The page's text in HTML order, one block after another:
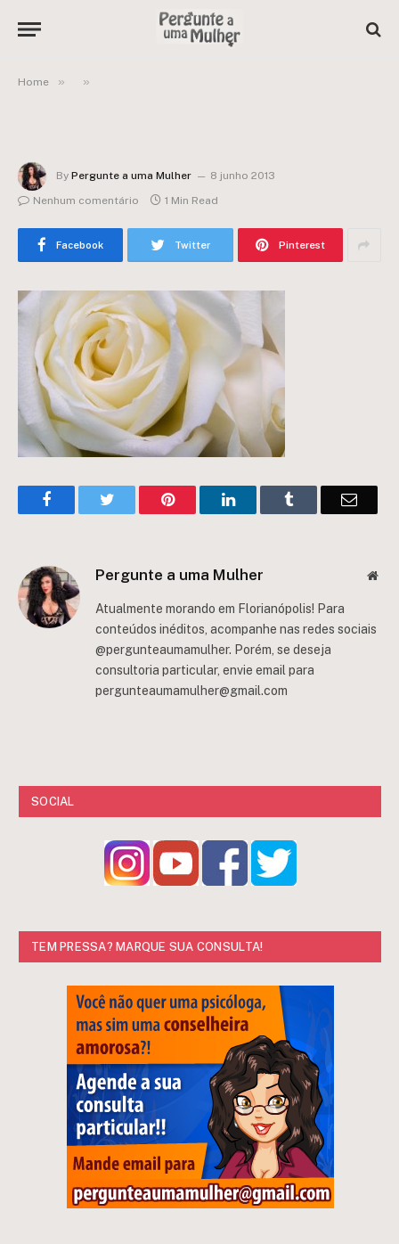
Home » »
By Pergunte a uma Mulher
8 junho 2013
Nenhum comentário
1 Min Read
Facebook Twitter Pinterest
FacebookTwitter Pinterest LinkedInTumblr Email
Pergunte a uma Mulher
Atualmente morando em Florianópolis! Para
conteúdos inéditos, acompanhe nas redes sociais
@pergunteaumamulher. Porém, se deseja
consultoria particular, envie email para
pergunteaumamulher@gmail.com
SOCIAL
TEM PRESSA? MARQUE SUA CONSULTA!